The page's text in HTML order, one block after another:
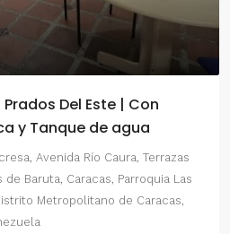
550/mes
De Anexo En Prados
Habitaciones
Centro Comercial Concresa, Avenida
Este, Prados del Este, Sector: Prado
Nuestra Señora del Rosario,
Metropolitano de Caracas,